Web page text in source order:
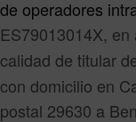
de operadores
ES79013014X,
calidad de titular
con domicilio en
postal 29630 a